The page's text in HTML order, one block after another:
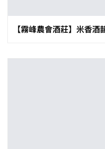
【霧峰農會酒莊】米香